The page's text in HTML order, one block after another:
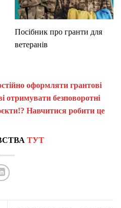
Посібник про гранти для
ветеранів
оформляти грантові
отримувати безповоротні
Навчитися робити це
ТУТ